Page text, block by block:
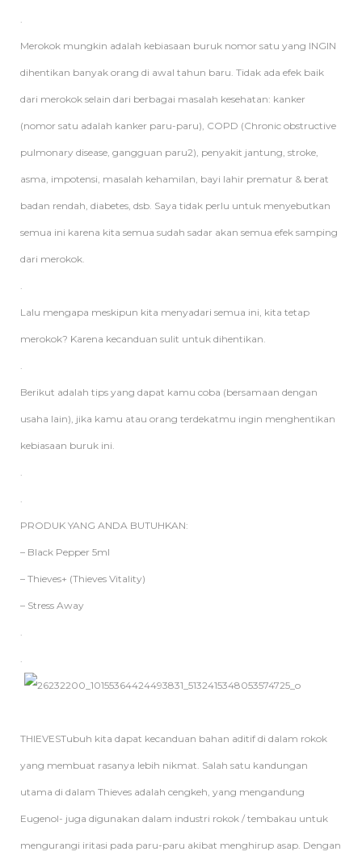
.
Merokok mungkin adalah kebiasaan buruk nomor satu yang INGIN
dihentikan banyak orang di awal tahun baru. Tidak ada efek baik
dari merokok selain dari berbagai masalah kesehatan: kanker
(nomor satu adalah kanker paru-paru), COPD (Chronic obstructive
pulmonary disease, gangguan paru2), penyakit jantung, stroke,
asma, impotensi, masalah kehamilan, bayi lahir prematur & berat
badan rendah, diabetes, dsb. Saya tidak perlu untuk menyebutkan
semua ini karena kita semua sudah sadar akan semua efek samping
dari merokok.
.
Lalu mengapa meskipun kita menyadari semua ini, kita tetap
merokok? Karena kecanduan sulit untuk dihentikan.
.
Berikut adalah tips yang dapat kamu coba (bersamaan dengan
usaha lain), jika kamu atau orang terdekatmu ingin menghentikan
kebiasaan buruk ini.
.
.
PRODUK YANG ANDA BUTUHKAN:
– Black Pepper 5ml
– Thieves+ (Thieves Vitality)
– Stress Away
.
.
THIEVESTubuh kita dapat kecanduan bahan aditif di dalam rokok
yang membuat rasanya lebih nikmat. Salah satu kandungan
utama di dalam Thieves adalah cengkeh, yang mengandung
Eugenol- juga digunakan dalam industri rokok / tembakau untuk
mengurangi iritasi pada paru-paru akibat menghirup asap. Dengan